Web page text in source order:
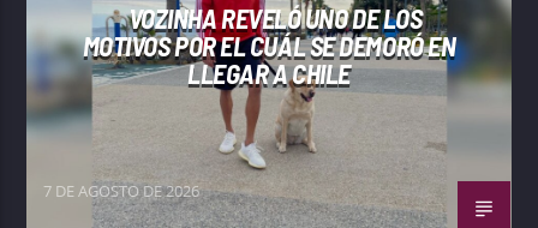
VOZINHA REVELÓ UNO DE LOS
MOTIVOS POR EL CUÁL SE DEMORÓ EN
LLEGAR A CHILE
7 DE AGOSTO DE 2026